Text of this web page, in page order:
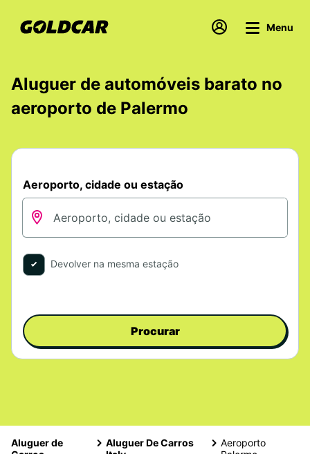
Menu
Aluguer de automóveis barato no
aeroporto de Palermo
Aeroporto, cidade ou estação
Devolver na mesma estação
Procurar
Aluguer de
Aluguer De Carros
Aeroporto